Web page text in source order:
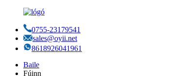
0755-23179541
sales@oyii.net
8618926041961
Baile
Fúinn